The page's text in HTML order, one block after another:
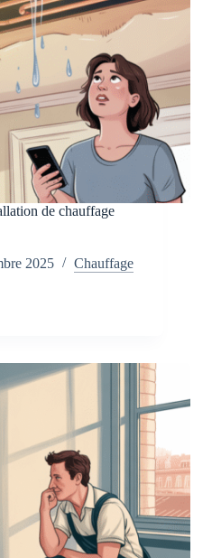
de chauffage
2025 Chauffage